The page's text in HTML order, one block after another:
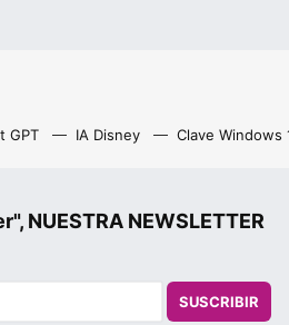
GPT IA Disney Clave Windows
NUESTRA NEWSLETTER
SUSCRIBIR